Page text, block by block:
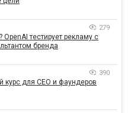
279
тестирует рекламу с
бренда
390
курс для CEO и фаундеров